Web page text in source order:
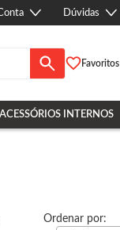
Dúvidas
Favoritos
ACESSÓRIOS INTERNOS
Ordenar por: